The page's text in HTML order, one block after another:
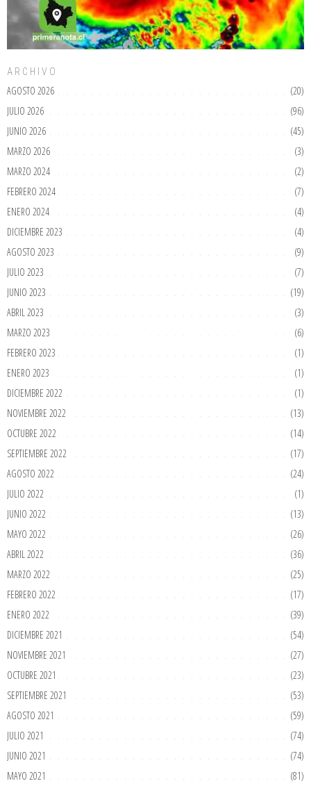
ARCHIVO
AGOSTO 2026
(20)
JULIO 2026
(96)
JUNIO 2026
(45)
MARZO 2026
(3)
MARZO 2024
(2)
FEBRERO 2024
(7)
ENERO 2024
(4)
DICIEMBRE 2023
(4)
AGOSTO 2023
(9)
JULIO 2023
(7)
JUNIO 2023
(19)
ABRIL 2023
(3)
MARZO 2023
(6)
FEBRERO 2023
(1)
ENERO 2023
(1)
DICIEMBRE 2022
(1)
NOVIEMBRE 2022
(13)
OCTUBRE 2022
(14)
SEPTIEMBRE 2022
(17)
AGOSTO 2022
(24)
JULIO 2022
(1)
JUNIO 2022
(13)
MAYO 2022
(26)
ABRIL 2022
(36)
MARZO 2022
(25)
FEBRERO 2022
(17)
ENERO 2022
(39)
DICIEMBRE 2021
(54)
NOVIEMBRE 2021
(27)
OCTUBRE 2021
(23)
SEPTIEMBRE 2021
(53)
AGOSTO 2021
(59)
JULIO 2021
(74)
JUNIO 2021
(74)
MAYO 2021
(81)